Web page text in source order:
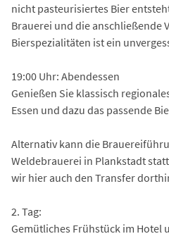
nicht pasteurisiertes Bier
Brauerei und die anschließende
Bierspezialitäten ist ein
19:00 Uhr: Abendessen
Genießen Sie klassisch
Essen und dazu das passende
Alternativ kann die
Weldebrauerei in Plankstadt
wir hier auch den Transfer
2. Tag:
Gemütliches Frühstück im Hotel